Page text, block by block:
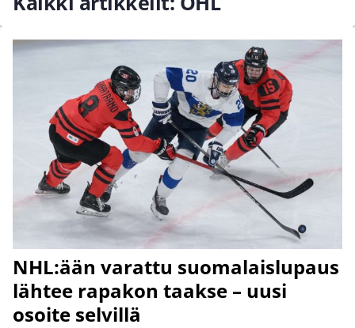
NHL:ään varattu suomalaislupaus
lähtee rapakon taakse – uusi
osoite selvillä